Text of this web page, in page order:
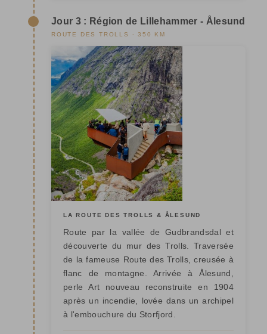
Jour 3 : Région de Lillehammer - Ålesund
ROUTE DES TROLLS - 350 KM
LA ROUTE DES TROLLS & ÅLESUND
Route par la vallée de Gudbrandsdal et
découverte du mur des Trolls. Traversée
de la fameuse Route des Trolls, creusée à
flanc de montagne. Arrivée à Ålesund,
perle Art nouveau reconstruite en 1904
après un incendie, lovée dans un archipel
à l'embouchure du Storfjord.